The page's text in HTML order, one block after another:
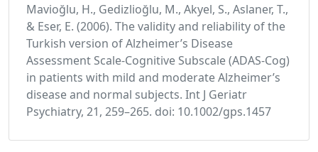
Mavioğlu, H., Gedizlioğlu, M., Akyel, S., Aslaner, T.,
& Eser, E. (2006). The validity and reliability of the
Turkish version of Alzheimer’s Disease
Assessment Scale-Cognitive Subscale (ADAS-Cog)
in patients with mild and moderate Alzheimer’s
disease and normal subjects. Int J Geriatr
Psychiatry, 21, 259–265. doi: 10.1002/gps.1457